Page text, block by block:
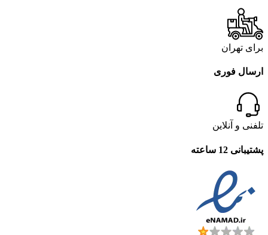
برای تهران
ارسال فوری
تلفنی و آنلاین
پشتیبانی 12 ساعته